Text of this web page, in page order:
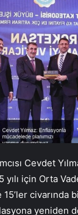
Cevdet
için Orta
civarında
yeniden